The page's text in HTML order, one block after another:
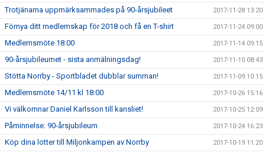
Trotjänarna uppmärksammades på 90-årsjubileet 2017-11-28 13:20
Förnya ditt medlemskap för 2018 och få en T-shirt 2017-11-24 09:00
Medlemsmöte 18:00 2017-11-14 09:15
90-årsjubileumet - sista anmälningsdag! 2017-11-10 08:43
Stötta Norrby - Sportbladet dubblar summan! 2017-11-09 10:15
Medlemsmöte 14/11 kl 18:00 2017-10-26 15:16
Vi välkomnar Daniel Karlsson till kansliet! 2017-10-25 12:09
Påminnelse: 90-årsjubileum 2017-10-24 16:23
Köp dina lotter till Miljonkampen av Norrby 2017-10-19 11:20